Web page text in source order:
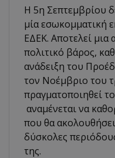
Η 5η Σεπτεμβρίου
μία εσωκομματική
ΕΔΕΚ. Αποτελεί μια
πολιτικό βάρος,
ανάδειξη του
τον Νοέμβριο του
πραγματοποιηθεί
αναμένεται να
που θα
δύσκολες
της.